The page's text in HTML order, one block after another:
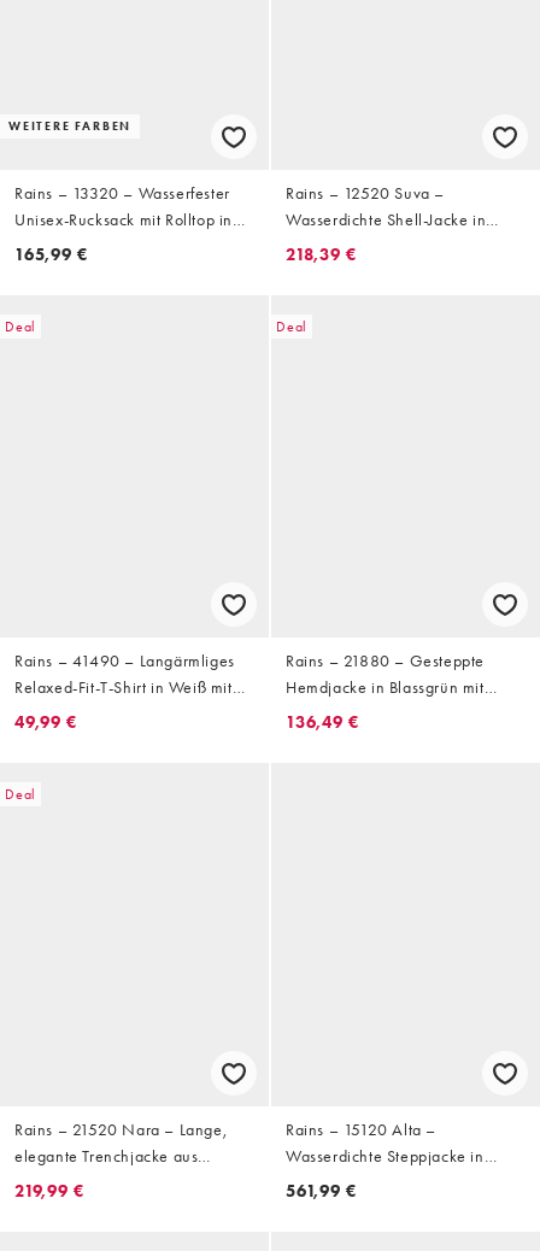
WEITERE FARBEN
Rains – 13320 – Wasserfester
Unisex-Rucksack mit Rolltop in
Schwarz
165,99 €
Rains – 12520 Suva –
Wasserdichte Shell-Jacke in
Dunkelgrau mit Kapuze
218,39 €
Deal
Rains – 41490 – Langärmliges
Relaxed-Fit-T-Shirt in Weiß mit
Farbspritzer-Logo
49,99 €
Deal
Rains – 21880 – Gesteppte
Hemdjacke in Blassgrün mit
durchgehendem Reißverschluss
136,49 €
Deal
Rains – 21520 Nara – Lange,
elegante Trenchjacke aus
wasserfestem Material in Beige
219,99 €
Rains – 15120 Alta –
Wasserdichte Steppjacke in
Grün mit verschwommenem
561,99 €